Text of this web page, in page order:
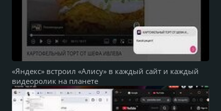
«Яндекс» встроил «Алису» в каждый сайт и каждый
видеоролик на планете